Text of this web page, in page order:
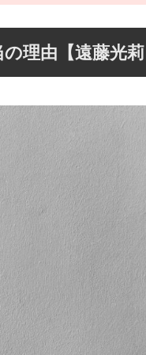
理由【遠藤光